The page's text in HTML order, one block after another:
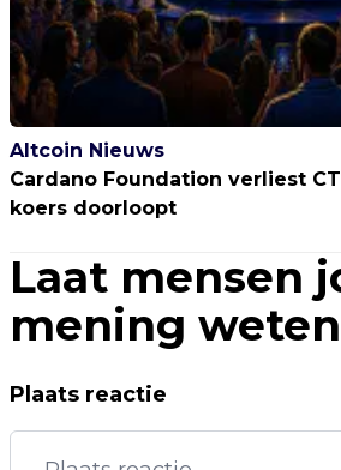
Altcoin Nieuws
Cardano Foundation verliest
koers doorloopt
Laat mensen
mening weten
Plaats reactie